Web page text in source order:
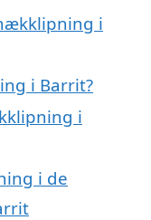
i
i Barrit?
i
i de